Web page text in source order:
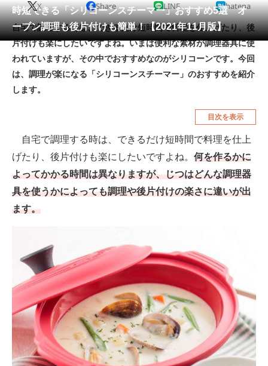
ペット 家電
工具・DIY 本・DVD・CD
生活家電 生活用品
空調・季節家電 美容・コスメ
メディア
スマホと通信の最新トレンド
進化するPCとデバイスの未来
好きが集まる 比べて選べる
ビジネスと働き方のヒント
AI活用のいまが分かる
時短できる「シリコーンスチーマー」おすすめ5選 オ
ーブン調理も後片付けも簡単！【2021年11月版】
X Share LINE hatena
自宅で調理する時は、できるだけ短時間で料理を仕上げたり、後
片付けも楽にしたいですよね。いまは便利な素材が調理器具に使
われていますが、その中でおすすめなのがシリコーンです。今回
は、調理が楽になる「シリコーンスチーマー」のおすすめを紹介
します。
目次を表示
自宅で調理する時は、できるだけ短時間で料理を仕上
げたり、後片付けも楽にしたいですよね。 何を作るかに
よってかかる時間は異なりますが、じつはどんな調理器
具を使うかによっても調理や後片付けの楽さに違いが出
ます。